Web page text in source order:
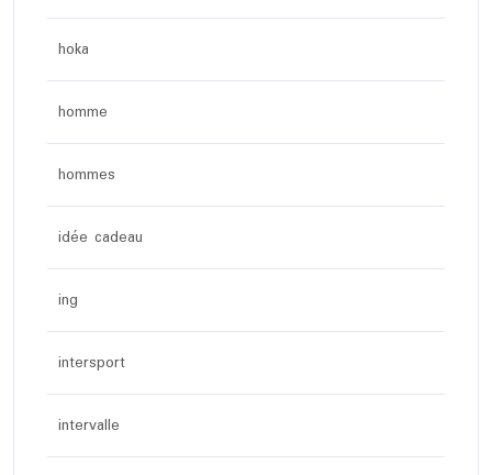
hoka
homme
hommes
idée cadeau
ing
intersport
intervalle